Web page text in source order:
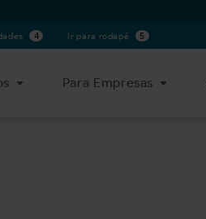
4 Ir para rodapé 5
Para Empresas